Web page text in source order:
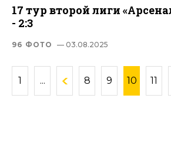
17 тур второй лиги
- 2:3
96 ФОТО — 03.08.2025
1 ... 8 9 10 11